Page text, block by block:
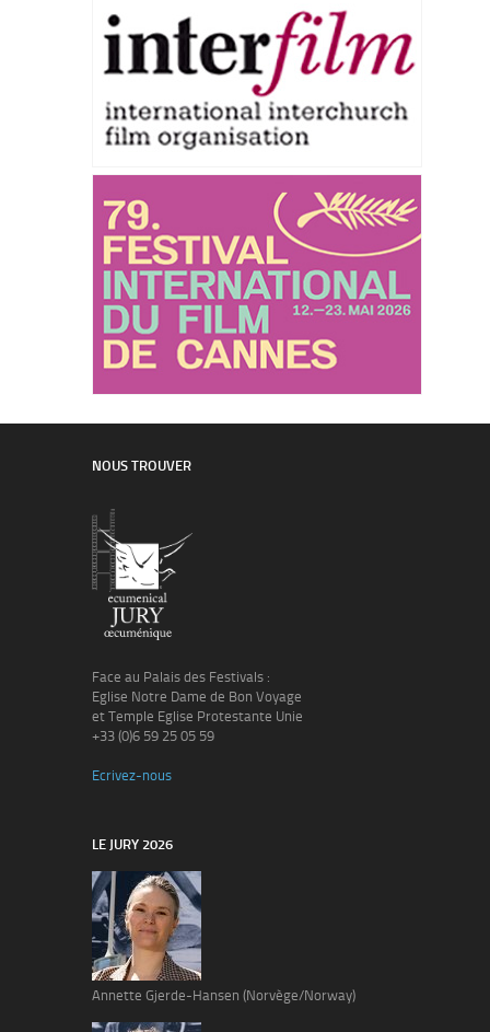
NOUS TROUVER
Face au Palais des Festivals :
Eglise Notre Dame de Bon Voyage
et Temple Eglise Protestante Unie
+33 (0)6 59 25 05 59
Ecrivez-nous
LE JURY 2026
Annette Gjerde-Hansen (Norvège/Norway)